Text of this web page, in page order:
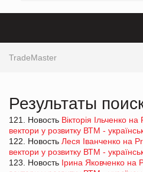
TradeMaster
Результаты
121. Новость Вікторія Ільченко
вектори у розвитку ВТМ -
122. Новость Леся Іванченко на
вектори у розвитку ВТМ -
123. Новость Ірина Яковченко на